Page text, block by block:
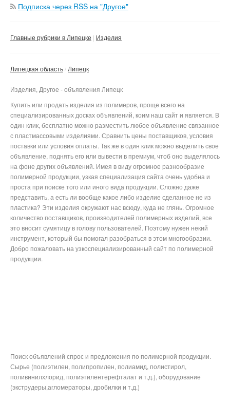
Подписка через RSS на "Другое"
Главные рубрики в Липецке Изделия
Липецкая область Липецк
Изделия, Другое - объявления Липецк
Купить или продать изделия из полимеров, проще всего на
специализированных досках объявлений, коим наш сайт и является. В
один клик, бесплатно можно разместить любое объявление связанное
с пластмассовыми изделиями. Сравнить цены поставщиков, условия
поставки или условия оплаты. Так же в один клик можно выделить свое
объявление, поднять его или вывести в премиум, чтоб оно выделялось
на фоне других объявлений. Имея в виду огромное разнообразие
полимерной продукции, узкая специализация сайта очень удобна и
проста при поиске того или иного вида продукции. Сложно даже
представить, а есть ли вообще какое либо изделие сделанное не из
пластика? Эти изделия окружают нас всюду, куда не глянь. Огромное
количество поставщиков, производителей полимерных изделий, все
это вносит сумятицу в голову пользователей. Поэтому нужен некий
инструмент, который бы помогал разобраться в этом многообразии.
Добро пожаловать на узкоспециализированный сайт по полимерной
продукции.
Поиск объявлений спрос и предложения по полимерной продукции.
Сырье (полиэтилен, полипропилен, полиамид, полистирол,
поливинилхлорид, полиэтилентерефталат и т.д.), оборудование
(экструдеры,агломераторы, дробилки и т.д.)